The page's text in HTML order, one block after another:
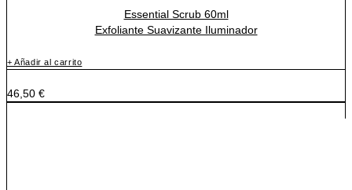
Essential Scrub 60ml
Exfoliante Suavizante Iluminador
+ Añadir al carrito
46,50 €